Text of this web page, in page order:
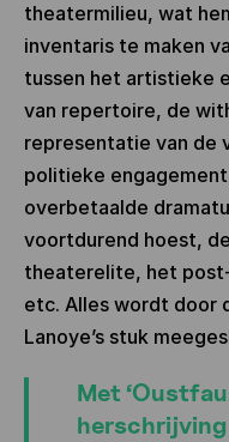
theatermilieu, wat
inventaris te maken
tussen het artistieke
van repertoire, de
representatie van de
politieke
overbetaalde
voortdurend hoest,
theaterelite, het
etc. Alles wordt door
Lanoye’s stuk
Met
herschrijving